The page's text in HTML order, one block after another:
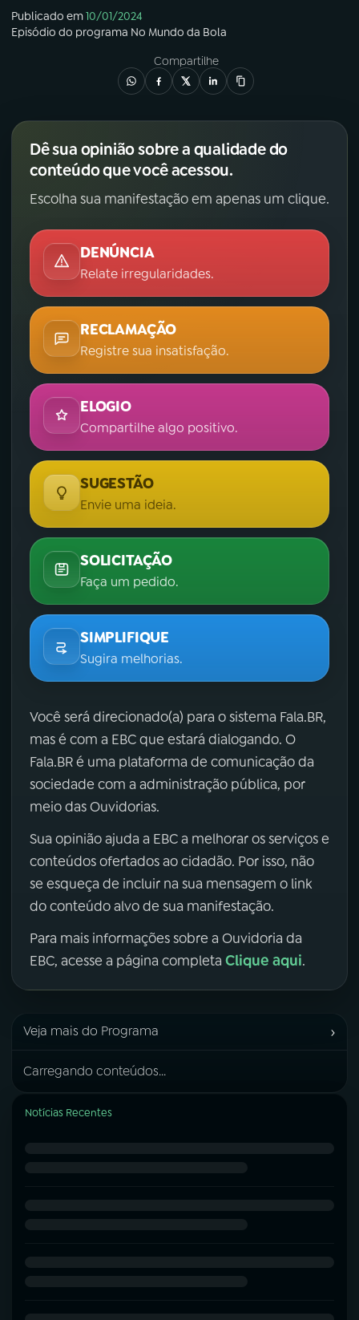
Publicado em10/01/2024
Episódio do programa No Mundo da Bola
Compartilhe
Dê sua opinião sobre a qualidade do
conteúdo que você acessou.
Escolha sua manifestação em apenas um clique.
DENÚNCIA
Relate irregularidades.
RECLAMAÇÃO
Registre sua insatisfação.
ELOGIO
Compartilhe algo positivo.
SUGESTÃO
Envie uma ideia.
SOLICITAÇÃO
Faça um pedido.
SIMPLIFIQUE
Sugira melhorias.
Você será direcionado(a) para o sistema Fala.BR,
mas é com a EBC que estará dialogando. O
Fala.BR é uma plataforma de comunicação da
sociedade com a administração pública, por
meio das Ouvidorias.
Sua opinião ajuda a EBC a melhorar os serviços e
conteúdos ofertados ao cidadão. Por isso, não
se esqueça de incluir na sua mensagem o link
do conteúdo alvo de sua manifestação.
Para mais informações sobre a Ouvidoria da
EBC, acesse a página completa Clique aqui.
Veja mais do Programa ›
Carregando conteúdos...
Notícias Recentes